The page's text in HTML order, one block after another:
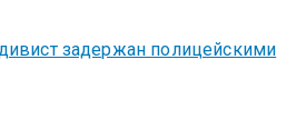
задержан полицейскими